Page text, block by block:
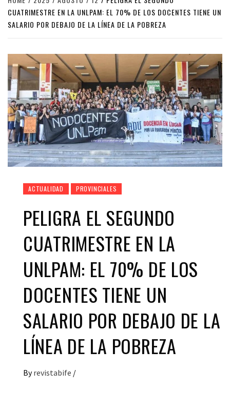
CUATRIMESTRE EN LA UNLPAM: EL 70% DE LOS DOCENTES TIENE UN
SALARIO POR DEBAJO DE LA LÍNEA DE LA POBREZA
ACTUALIDAD PROVINCIALES
PELIGRA EL SEGUNDO
CUATRIMESTRE EN LA
UNLPAM: EL 70% DE LOS
DOCENTES TIENE UN
SALARIO POR DEBAJO DE LA
LÍNEA DE LA POBREZA
By revistabife /